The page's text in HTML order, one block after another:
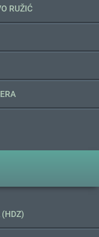
RUŽIĆ
(HDZ)